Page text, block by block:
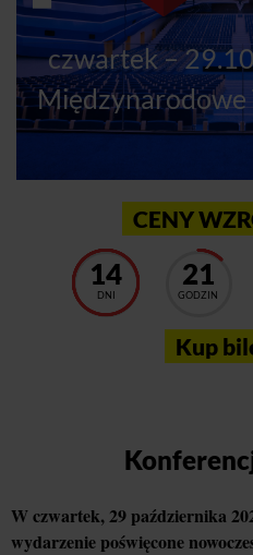
czwartek –
Międzynarodowe
CENY
14
DNI
21
GODZIN
Kup
W czwartek, 29 października
wydarzenie poświęcone